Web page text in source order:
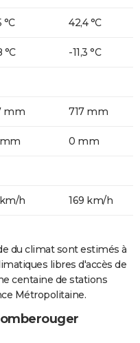
°C 42,4 °C
°C -11,3 °C
mm 717 mm
0 mm
h 169 km/h
du climat sont estimés à
libres d'accès de
centaine de stations
Métropolitaine.